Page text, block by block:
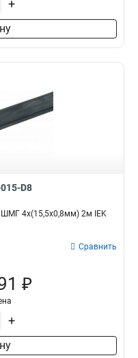
+
D8
4x(15,5x0,8мм) 2м IEK
Сравнить
₽
+